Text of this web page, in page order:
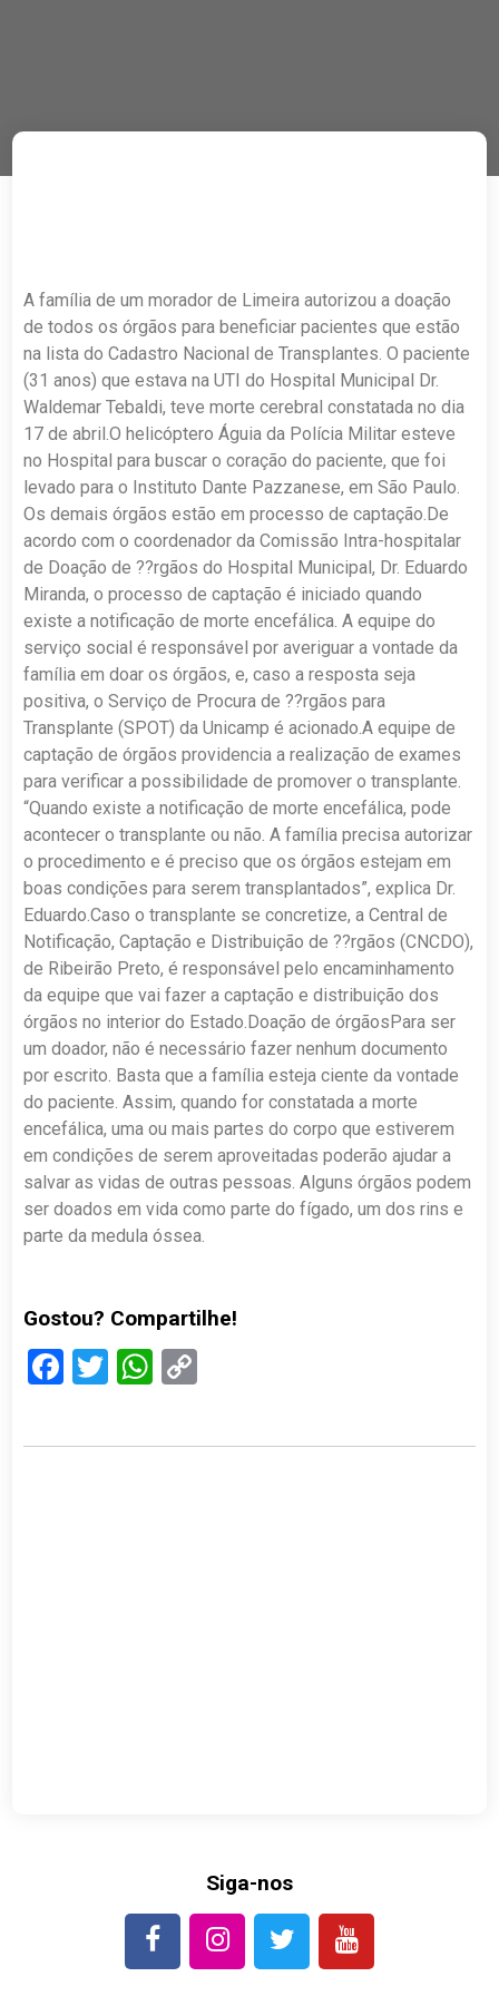
A família de um morador de Limeira autorizou a doação
de todos os órgãos para beneficiar pacientes que estão
na lista do Cadastro Nacional de Transplantes. O paciente
(31 anos) que estava na UTI do Hospital Municipal Dr.
Waldemar Tebaldi, teve morte cerebral constatada no dia
17 de abril.O helicóptero Águia da Polícia Militar esteve
no Hospital para buscar o coração do paciente, que foi
levado para o Instituto Dante Pazzanese, em São Paulo.
Os demais órgãos estão em processo de captação.De
acordo com o coordenador da Comissão Intra-hospitalar
de Doação de ??rgãos do Hospital Municipal, Dr. Eduardo
Miranda, o processo de captação é iniciado quando
existe a notificação de morte encefálica. A equipe do
serviço social é responsável por averiguar a vontade da
família em doar os órgãos, e, caso a resposta seja
positiva, o Serviço de Procura de ??rgãos para
Transplante (SPOT) da Unicamp é acionado.A equipe de
captação de órgãos providencia a realização de exames
para verificar a possibilidade de promover o transplante.
“Quando existe a notificação de morte encefálica, pode
acontecer o transplante ou não. A família precisa autorizar
o procedimento e é preciso que os órgãos estejam em
boas condições para serem transplantados”, explica Dr.
Eduardo.Caso o transplante se concretize, a Central de
Notificação, Captação e Distribuição de ??rgãos (CNCDO),
de Ribeirão Preto, é responsável pelo encaminhamento
da equipe que vai fazer a captação e distribuição dos
órgãos no interior do Estado.Doação de órgãosPara ser
um doador, não é necessário fazer nenhum documento
por escrito. Basta que a família esteja ciente da vontade
do paciente. Assim, quando for constatada a morte
encefálica, uma ou mais partes do corpo que estiverem
em condições de serem aproveitadas poderão ajudar a
salvar as vidas de outras pessoas. Alguns órgãos podem
ser doados em vida como parte do fígado, um dos rins e
parte da medula óssea.
Gostou? Compartilhe!
Facebook
TwitterWhatsApp
Siga-nos